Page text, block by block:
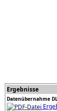
Ergebnisse
Datenübernahme